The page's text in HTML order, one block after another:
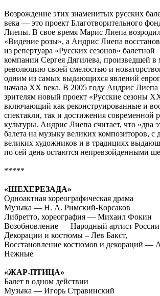
Возрождение этих знаменитых русских
века — это проект Благотворительного
Лиепы. В свое время Марис Лиепа
«Видение розы», а Андрис Лиепа
из репертуара «Русских сезонов» балетной
компании Сергея Дягилева, произведшей в
революцию своей смелостью и
одним из самых выдающихся явлений
начала XX века. В 2005 году Андрис Лиепа
зрителям новый проект «Русские сезоны
включающий как реконструированные и
спектакли, так и достижения современной
культуры. Андрис Лиепа считает, что «два
балета на музыку великих композиторов, с
великих художников и в традициях
по сей день остаются непревзойденными
*****
«ШЕХЕРЕЗАДА»
Одноактная хореографическая драма
Музыка — Н. А. Римский-Корсаков
Либретто, хореография — Михаил Фокин
Возобновление — Народный артист
Декорации и костюмы – Лев Бакст,
Восстановление костюмов и декораций —
Нежные
«ЖАР-ПТИЦА»
Балет в одном действии
Музыка — Игорь Стравинский